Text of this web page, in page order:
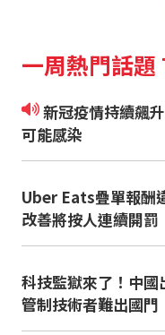
一周熱門話題
新冠疫情持續飆升 常見八大症狀 沒發燒也
可能感染
Uber Eats疊單報酬
改善將按人連續開罰
科技監獄來了！中
管制技術者難出國門